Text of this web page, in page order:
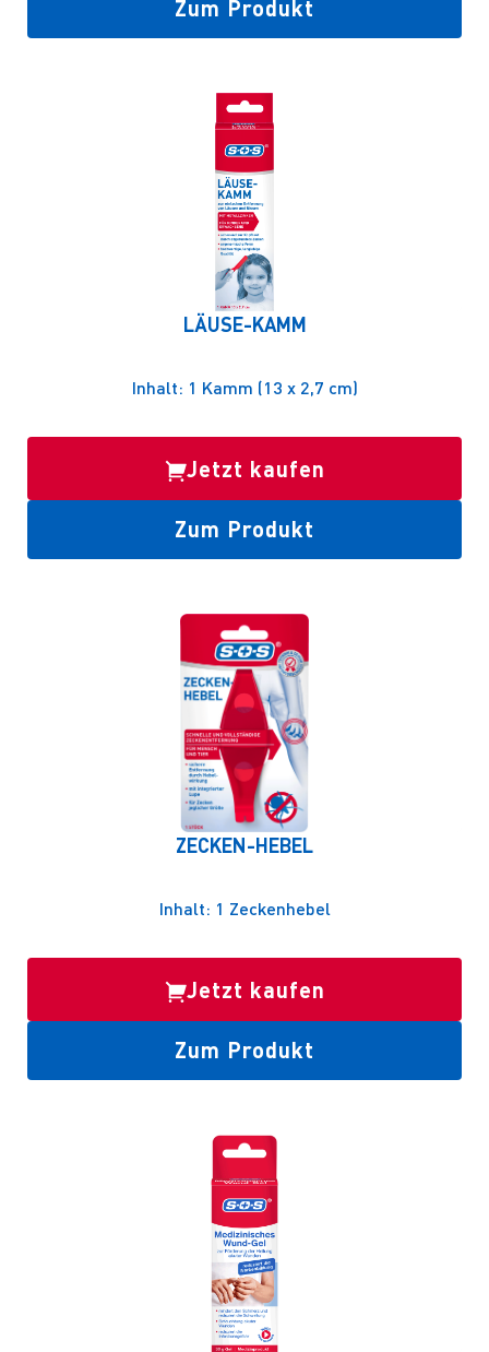
Zum Produkt
LÄUSE-KAMM
Inhalt: 1 Kamm (13 x 2,7 cm)
Jetzt kaufen
Zum Produkt
ZECKEN-HEBEL
Inhalt: 1 Zeckenhebel
Jetzt kaufen
Zum Produkt